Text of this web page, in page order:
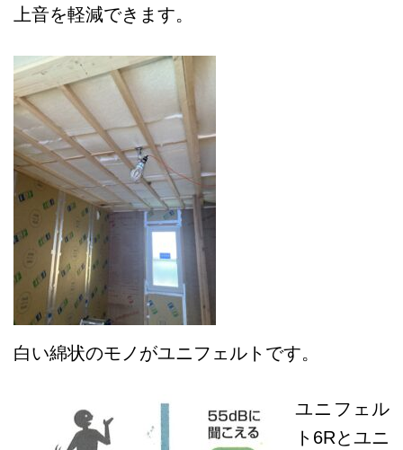
上音を軽減できます。
白い綿状のモノがユニフェルトです。
ユニフェル
ト6Rとユニ